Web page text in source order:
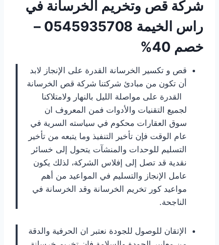
شركة قص وتخريم الخرسانة في
راس الخيمة
0545935708 –
خصم 40%
قص و تكسير الخرسانة القدرة على الإنجاز لابد
أن تكون من مبادئ شركتنا شركة قص الخرسانة
القدرة على مواصلة الليل بالنهار ولامتلاكنا
لجميع التقنيات والأدوات فمن المعروف ان
سوق العقارات محكوم في سياسته السرية في
عام الوقت فإن تأخير التنفيذ وما يتبعه من تأخير
التسليم للوحدات والمنشآت يتحول إلى خسائر
نقدية قد تصل إلى إفلاس الشركة، لذلك يكون
عامل الإنجاز والتسليم في المواعيد من أهم
مواعيد كور تخريم الخرسانة وقد الخرسانة في
الناجحة.
الإتقان للوصول للجودة نعتبر ان الحرفية والدقة